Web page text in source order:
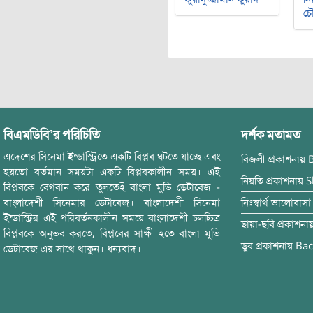
বিএমডিবি’র পরিচিতি
এদেশের সিনেমা ইন্ডাস্ট্রিতে একটি বিপ্লব ঘটতে যাচ্ছে এবং
হয়তো বর্তমান সময়টা একটি বিপ্লবকালীন সময়। এই
বিপ্লবকে বেগবান করে তুলতেই বাংলা মুভি ডেটাবেজ -
বাংলাদেশী সিনেমার ডেটাবেজ। বাংলাদেশী সিনেমা
ইন্ডাস্ট্রির এই পরিবর্তনকালীন সময়ে বাংলাদেশী চলচ্চিত্র
বিপ্লবকে অনুভব করতে, বিপ্লবের সাক্ষী হতে বাংলা মুভি
ডেটাবেজ এর সাথে থাকুন। ধন্যবাদ।
দর্শক মতামত
বিজলী প্রকাশনায়
নিয়তি প্রকাশনায়
নিঃস্বার্থ ভালোবাসা
ছায়া-ছবি
ডুব প্রকাশনায়